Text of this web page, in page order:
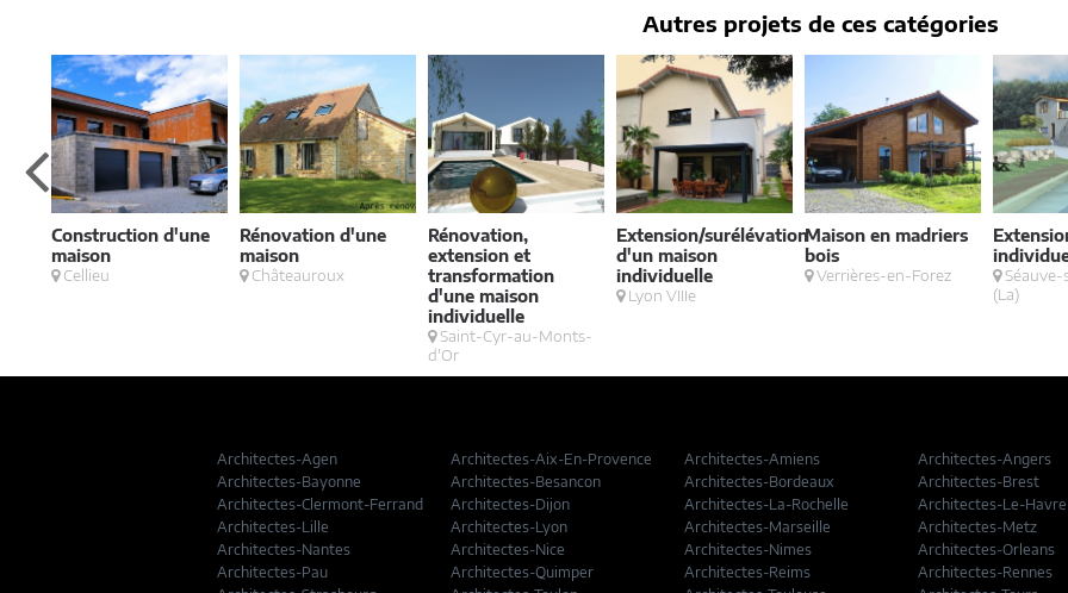
Autres projets de ces catégories
Construction d'une
maison
Cellieu
Rénovation d'une
maison
Châteauroux
Rénovation,
extension et
transformation
d'une maison
individuelle
Saint-Cyr-au-Monts-
d'Or
Extension/surélévation
d'un maison
individuelle
Lyon VIIIe
Maison en madriers
bois
Verrières-en-Forez
Séauve-
(La)
Architectes-Agen Architectes-Aix-En-Provence Architectes-Amiens Architectes-Angers
Architectes-Bayonne
Architectes-Besancon Architectes-Bordeaux Architectes-Brest
Architectes-Clermont-Ferrand
Architectes-Dijon Architectes-La-Rochelle Architectes-Le-Havre
Architectes-Lille
Architectes-Lyon Architectes-Marseille Architectes-Metz
Architectes-Nantes
Architectes-Nice Architectes-Nimes Architectes-Orleans
Architectes-Pau
Architectes-Quimper Architectes-Reims Architectes-Rennes